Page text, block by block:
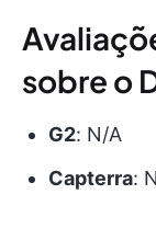
sobre o
G2: N/A
Capterra: